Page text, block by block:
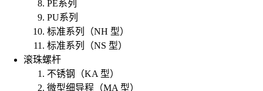
PE系列
PU系列
标准系列（NH 型）
标准系列（NS 型）
滚珠螺杆
不锈钢（KA 型）
微型细导程（MA 型）